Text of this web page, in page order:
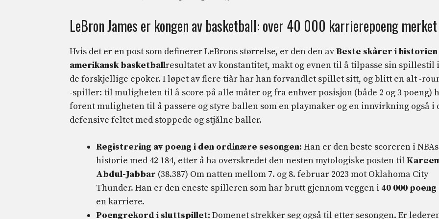
LeBron James er kongen av basketball: over 40 000 karrierepoeng merket
Hvis det er en post som definerer LeBrons størrelse, er den den avBeste skårer i
amerikansk basketballresultatet av konstantitet, makt og evnen til å tilpasse sin spillestil i
de forskjellige epoker. I løpet av flere tiår har han forvandlet spillet sitt, og blitt en alt -
-spiller: til muligheten til å score på alle måter og fra enhver posisjon (både 2 og 3 poeng)
forent muligheten til å passere og styre ballen som en playmaker og en innvirkning også i
defensive feltet med stoppede og stjålne baller.
Registrering av poeng i den ordinære sesongen: Han er den beste scoreren i NBAs
historie med 42 184, etter å ha overskredet den nesten mytologiske posten til
Abdul-Jabbar (38.387) Om natten mellom 7. og 8. februar 2023 mot Oklahoma City
Thunder. Han er den eneste spilleren som har brutt gjennom veggen i 40 000 poeng
en karriere.
Poengrekord i sluttspillet: Domenet strekker seg også til etter sesongen. Er